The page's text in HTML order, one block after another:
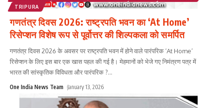
TRIPURA
गणतंत्र दिवस 2026: राष्ट्रपति भवन का ‘At Home’
रिसेप्शन विशेष रूप से पूर्वोत्तर की शिल्पकला को समर्पित
गणतंत्र दिवस 2026 के अवसर पर राष्ट्रपति भवन में होने वाले पारंपरिक ‘At Home’
रिसेप्शन के लिए इस बार एक खास पहल की गई है। मेहमानों को भेजे गए निमंत्रण पत्र में
भारत की सांस्कृतिक विविधता और पारंपरिक ?...
One India News Team January 13, 2026